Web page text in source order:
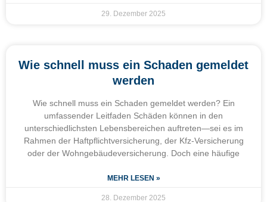
29. Dezember 2025
Wie schnell muss ein Schaden gemeldet
werden
Wie schnell muss ein Schaden gemeldet werden? Ein
umfassender Leitfaden Schäden können in den
unterschiedlichsten Lebensbereichen auftreten—sei es im
Rahmen der Haftpflichtversicherung, der Kfz-Versicherung
oder der Wohngebäudeversicherung. Doch eine häufige
MEHR LESEN »
28. Dezember 2025